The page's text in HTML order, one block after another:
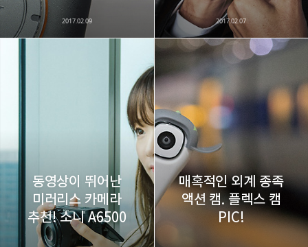
2017.02.09 2017.02.07
동영상이 뛰어난
미러리스 카메라
추천! 소니 A6500
매혹적인 외계 종족
액션 캠. 플렉스 캠
PIC!